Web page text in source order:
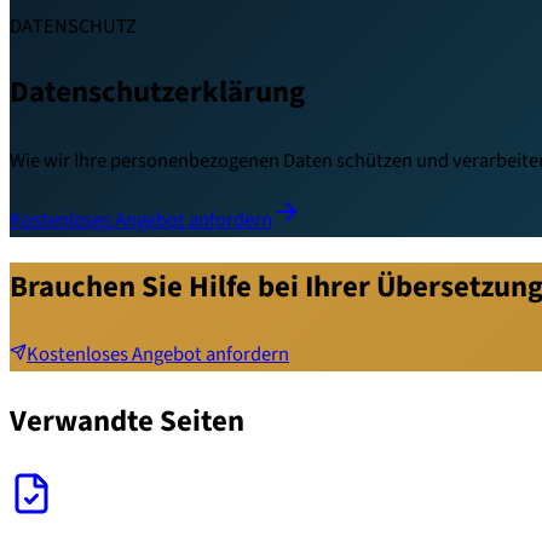
DATENSCHUTZ
Datenschutzerklärung
Wie wir Ihre personenbezogenen Daten schützen und
Kostenloses Angebot anfordern
Brauchen Sie Hilfe bei Ihrer
Kostenloses Angebot anfordern
Verwandte Seiten